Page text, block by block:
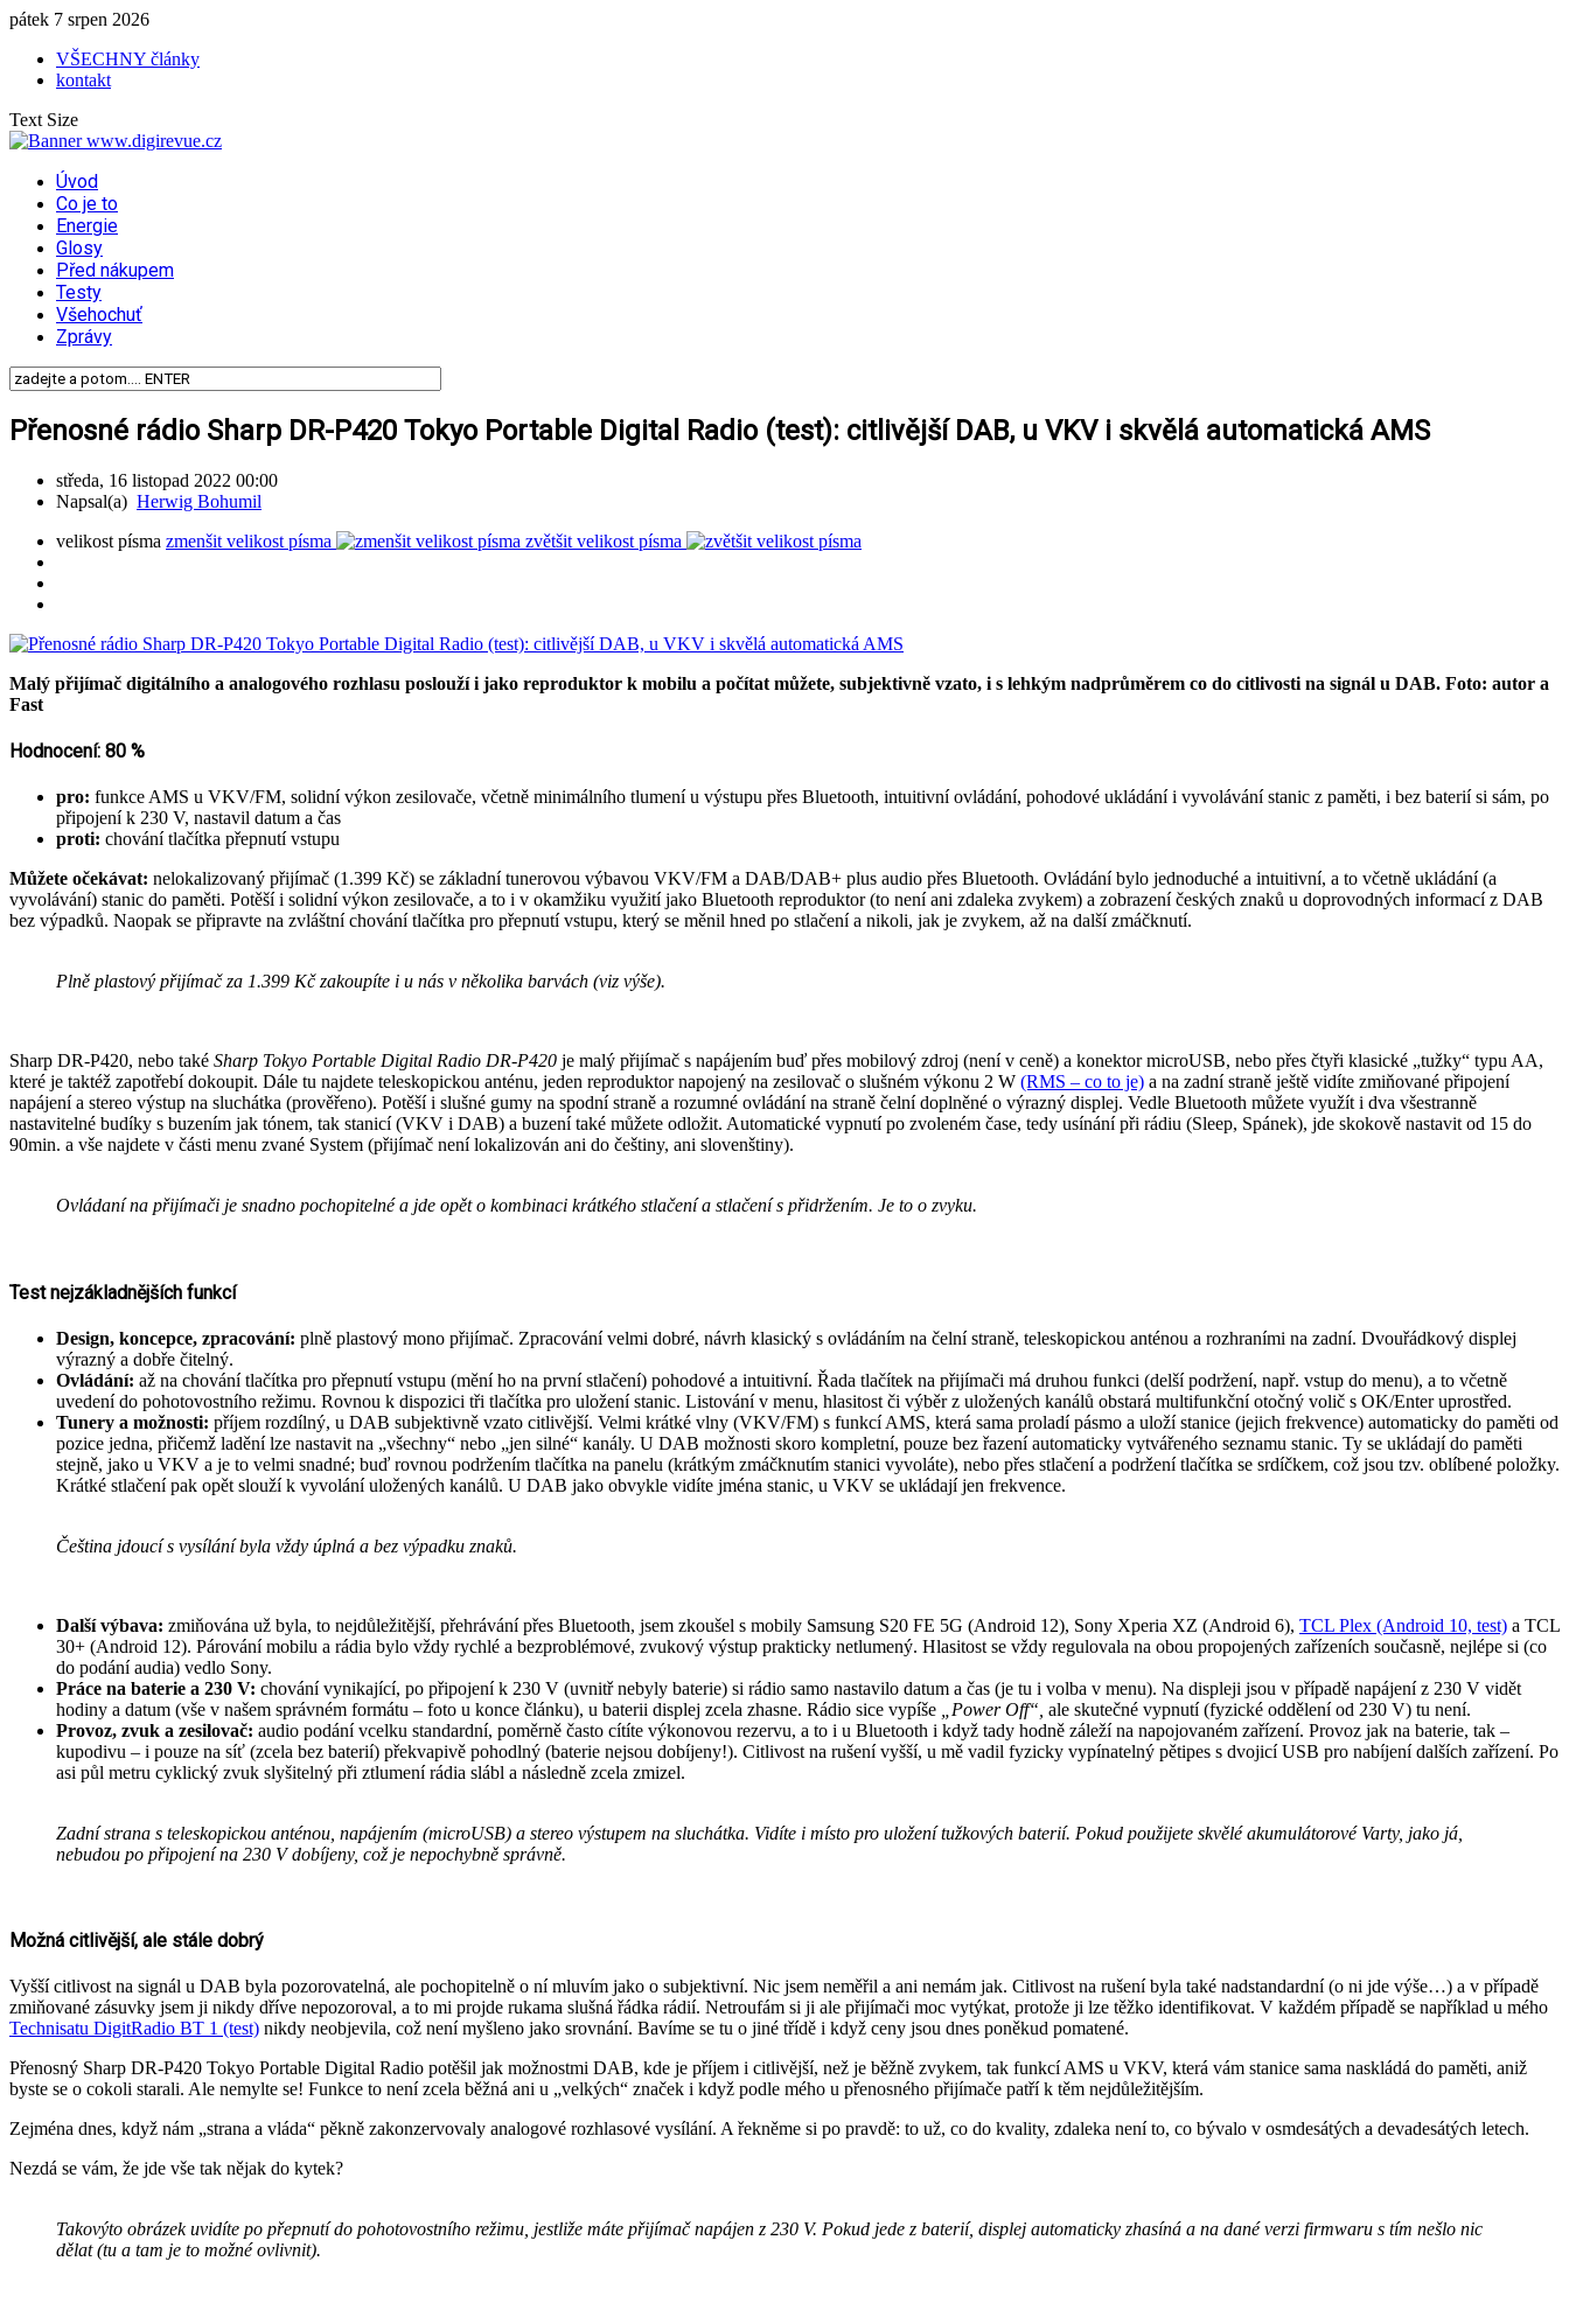
pátek 7 srpen 2026
VŠECHNY články
kontakt
Text Size
Úvod
Co je to
Energie
Glosy
Před nákupem
Testy
Všehochuť
Zprávy
Přenosné rádio Sharp DR-P420 Tokyo Portable Digital Radio (test): citlivější DAB, u VKV i skvělá automatická AMS
středa, 16 listopad 2022 00:00
Napsal(a) Herwig Bohumil
velikost písma zmenšit velikost písma zvětšit velikost písma
Malý přijímač digitálního a analogového rozhlasu poslouží i jako reproduktor k mobilu a počítat můžete, subjektivně vzato, i s lehkým nadprůměrem co do citlivosti na signál u DAB. Foto: autor a
Fast
Hodnocení: 80 %
pro: funkce AMS u VKV/FM, solidní výkon zesilovače, včetně minimálního tlumení u výstupu přes Bluetooth, intuitivní ovládání, pohodové ukládání i vyvolávání stanic z paměti, i bez baterií si sám, po
připojení k 230 V, nastavil datum a čas
proti: chování tlačítka přepnutí vstupu
Můžete očekávat: nelokalizovaný přijímač (1.399 Kč) se základní tunerovou výbavou VKV/FM a DAB/DAB+ plus audio přes Bluetooth. Ovládání bylo jednoduché a intuitivní, a to včetně ukládání (a
vyvolávání) stanic do paměti. Potěší i solidní výkon zesilovače, a to i v okamžiku využití jako Bluetooth reproduktor (to není ani zdaleka zvykem) a zobrazení českých znaků u doprovodných informací z DAB
bez výpadků. Naopak se připravte na zvláštní chování tlačítka pro přepnutí vstupu, který se měnil hned po stlačení a nikoli, jak je zvykem, až na další zmáčknutí.
Plně plastový přijímač za 1.399 Kč zakoupíte i u nás v několika barvách (viz výše).
Sharp DR-P420, nebo také Sharp Tokyo Portable Digital Radio DR-P420 je malý přijímač s napájením buď přes mobilový zdroj (není v ceně) a konektor microUSB, nebo přes čtyři klasické „tužky“ typu AA,
které je taktéž zapotřebí dokoupit. Dále tu najdete teleskopickou anténu, jeden reproduktor napojený na zesilovač o slušném výkonu 2 W (RMS – co to je) a na zadní straně ještě vidíte zmiňované připojení
napájení a stereo výstup na sluchátka (prověřeno). Potěší i slušné gumy na spodní straně a rozumné ovládání na straně čelní doplněné o výrazný displej. Vedle Bluetooth můžete využít i dva všestranně
nastavitelné budíky s buzením jak tónem, tak stanicí (VKV i DAB) a buzení také můžete odložit. Automatické vypnutí po zvoleném čase, tedy usínání při rádiu (Sleep, Spánek), jde skokově nastavit od 15 do
90min. a vše najdete v části menu zvané System (přijímač není lokalizován ani do češtiny, ani slovenštiny).
Ovládaní na přijímači je snadno pochopitelné a jde opět o kombinaci krátkého stlačení a stlačení s přidržením. Je to o zvyku.
Test nejzákladnějších funkcí
Design, koncepce, zpracování: plně plastový mono přijímač. Zpracování velmi dobré, návrh klasický s ovládáním na čelní straně, teleskopickou anténou a rozhraními na zadní. Dvouřádkový displej
výrazný a dobře čitelný.
Ovládání: až na chování tlačítka pro přepnutí vstupu (mění ho na první stlačení) pohodové a intuitivní. Řada tlačítek na přijímači má druhou funkci (delší podržení, např. vstup do menu), a to včetně
uvedení do pohotovostního režimu. Rovnou k dispozici tři tlačítka pro uložení stanic. Listování v menu, hlasitost či výběr z uložených kanálů obstará multifunkční otočný volič s OK/Enter uprostřed.
Tunery a možnosti: příjem rozdílný, u DAB subjektivně vzato citlivější. Velmi krátké vlny (VKV/FM) s funkcí AMS, která sama proladí pásmo a uloží stanice (jejich frekvence) automaticky do paměti od
pozice jedna, přičemž ladění lze nastavit na „všechny“ nebo „jen silné“ kanály. U DAB možnosti skoro kompletní, pouze bez řazení automaticky vytvářeného seznamu stanic. Ty se ukládají do paměti
stejně, jako u VKV a je to velmi snadné; buď rovnou podržením tlačítka na panelu (krátkým zmáčknutím stanici vyvoláte), nebo přes stlačení a podržení tlačítka se srdíčkem, což jsou tzv. oblíbené položky.
Krátké stlačení pak opět slouží k vyvolání uložených kanálů. U DAB jako obvykle vidíte jména stanic, u VKV se ukládají jen frekvence.
Čeština jdoucí s vysílání byla vždy úplná a bez výpadku znaků.
Další výbava: zmiňována už byla, to nejdůležitější, přehrávání přes Bluetooth, jsem zkoušel s mobily Samsung S20 FE 5G (Android 12), Sony Xperia XZ (Android 6), TCL Plex (Android 10, test) a TCL
30+ (Android 12). Párování mobilu a rádia bylo vždy rychlé a bezproblémové, zvukový výstup prakticky netlumený. Hlasitost se vždy regulovala na obou propojených zařízeních současně, nejlépe si (co
do podání audia) vedlo Sony.
Práce na baterie a 230 V: chování vynikající, po připojení k 230 V (uvnitř nebyly baterie) si rádio samo nastavilo datum a čas (je tu i volba v menu). Na displeji jsou v případě napájení z 230 V vidět
hodiny a datum (vše v našem správném formátu – foto u konce článku), u baterii displej zcela zhasne. Rádio sice vypíše
„Power Off“, ale skutečné vypnutí (fyzické oddělení od 230 V) tu není.
Provoz, zvuk a zesilovač: audio podání vcelku standardní, poměrně často cítíte výkonovou rezervu, a to i u Bluetooth i když tady hodně záleží na napojovaném zařízení. Provoz jak na baterie, tak –
kupodivu – i pouze na síť (zcela bez baterií) překvapivě pohodlný (baterie nejsou dobíjeny!). Citlivost na rušení vyšší, u mě vadil fyzicky vypínatelný pětipes s dvojicí USB pro nabíjení dalších zařízení. Po
asi půl metru cyklický zvuk slyšitelný při ztlumení rádia slábl a následně zcela zmizel.
Zadní strana s teleskopickou anténou, napájením (microUSB) a stereo výstupem na sluchátka. Vidíte i místo pro uložení tužkových baterií. Pokud použijete skvělé akumulátorové Varty, jako já,
nebudou po připojení na 230 V dobíjeny, což je nepochybně správně.
Možná citlivější, ale stále dobrý
Vyšší citlivost na signál u DAB byla pozorovatelná, ale pochopitelně o ní mluvím jako o subjektivní. Nic jsem neměřil a ani nemám jak. Citlivost na rušení byla také nadstandardní (o ni jde výše…) a v případě
zmiňované zásuvky jsem ji nikdy dříve nepozoroval, a to mi projde rukama slušná řádka rádií. Netroufám si ji ale přijímači moc vytýkat, protože ji lze těžko identifikovat. V každém případě se například u mého
Technisatu DigitRadio BT 1 (test) nikdy neobjevila, což není myšleno jako srovnání. Bavíme se tu o jiné třídě i když ceny jsou dnes poněkud pomatené.
Přenosný Sharp DR-P420 Tokyo Portable Digital Radio potěšil jak možnostmi DAB, kde je příjem i citlivější, než je běžně zvykem, tak funkcí AMS u VKV, která vám stanice sama naskládá do paměti, aniž
byste se o cokoli starali. Ale nemylte se! Funkce to není zcela běžná ani u „velkých“ značek i když podle mého u přenosného přijímače patří k těm nejdůležitějším.
Zejména dnes, když nám „strana a vláda“ pěkně zakonzervovaly analogové rozhlasové vysílání. A řekněme si po pravdě: to už, co do kvality, zdaleka není to, co bývalo v osmdesátých a devadesátých letech.
Nezdá se vám, že jde vše tak nějak do kytek?
Takovýto obrázek uvidíte po přepnutí do pohotovostního režimu, jestliže máte přijímač napájen z 230 V. Pokud jede z baterií, displej automaticky zhasíná a na dané verzi firmwaru s tím nešlo nic
dělat (tu a tam je to možné ovlivnit).